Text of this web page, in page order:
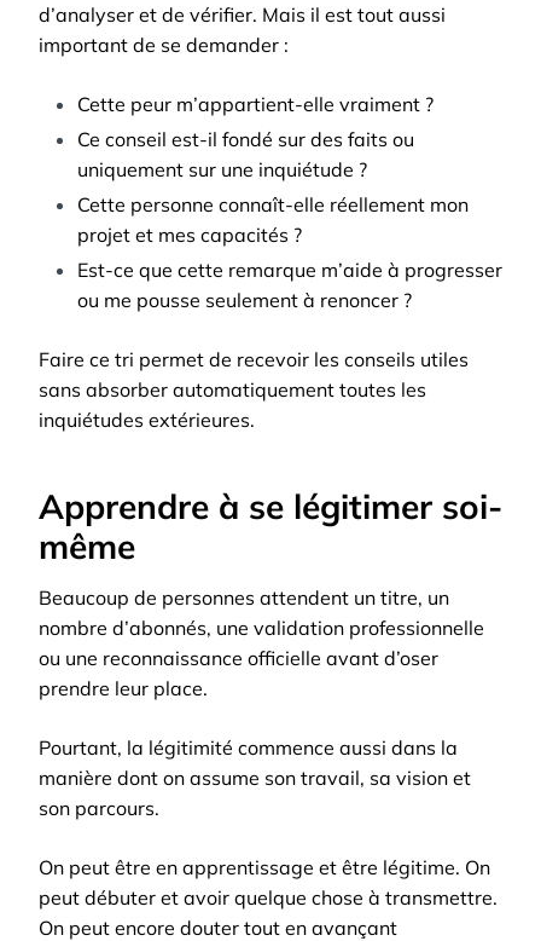
d’analyser et de vérifier. Mais il est tout aussi
important de se demander :
Cette peur m’appartient-elle vraiment ?
Ce conseil est-il fondé sur des faits ou
uniquement sur une inquiétude ?
Cette personne connaît-elle réellement mon
projet et mes capacités ?
Est-ce que cette remarque m’aide à progresser
ou me pousse seulement à renoncer ?
Faire ce tri permet de recevoir les conseils utiles
sans absorber automatiquement toutes les
inquiétudes extérieures.
Apprendre à se légitimer soi-
même
Beaucoup de personnes attendent un titre, un
nombre d’abonnés, une validation professionnelle
ou une reconnaissance officielle avant d’oser
prendre leur place.
Pourtant, la légitimité commence aussi dans la
manière dont on assume son travail, sa vision et
son parcours.
On peut être en apprentissage et être légitime. On
peut débuter et avoir quelque chose à transmettre.
On peut encore douter tout en avançant